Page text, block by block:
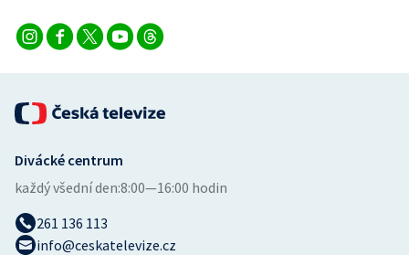
Divácké centrum
každý všední den:8:00—16:00 hodin
261 136 113
info@ceskatelevize.cz